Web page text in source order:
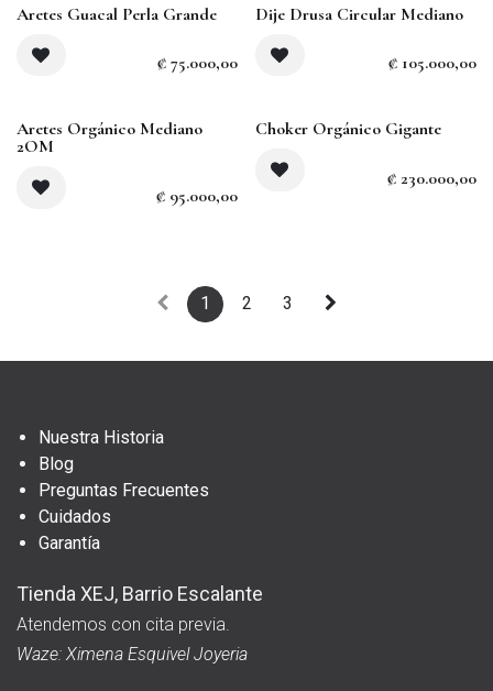
Aretes Guacal Perla Grande
₡ 75.000,00 Agotado
Dije Drusa Circular Mediano
₡ 105.000,00
Aretes Orgánico Mediano
2OM
₡ 95.000,00
Choker Orgánico Gigante
₡ 230.000,00
1 2 3
Nuestra Historia
Blog
Preguntas Frecuentes
Cuidados
Garantía
Tienda XEJ, Barrio Escalante
Atendemos con cita previa.
Waze: Ximena Esquivel Joyeria